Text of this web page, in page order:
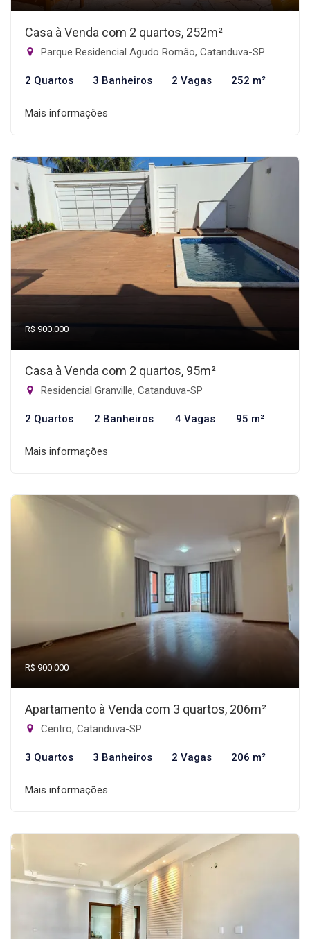
Casa à Venda com 2 quartos, 252m²
Parque Residencial Agudo Romão, Catanduva-SP
2 Quartos 3 Banheiros 2 Vagas 252 m²
Mais informações
R$ 900.000
Casa à Venda com 2 quartos, 95m²
Residencial Granville, Catanduva-SP
2 Quartos 2 Banheiros 4 Vagas 95 m²
Mais informações
R$ 900.000
Apartamento à Venda com 3 quartos, 206m²
Centro, Catanduva-SP
3 Quartos 3 Banheiros 2 Vagas 206 m²
Mais informações